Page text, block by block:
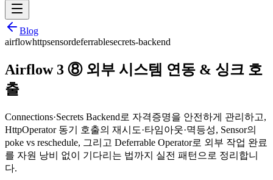
Blog
airflowhttpsensordeferrablesecrets-backend
Airflow 3 ⑧ 외부 시스템 연동 & 싱크 호
출
Connections·Secrets Backend로 자격증명을 안전하게 관리하고,
HttpOperator 동기 호출의 재시도·타임아웃·멱등성, Sensor의
poke vs reschedule, 그리고 Deferrable Operator로 외부 작업 완료
를 자원 낭비 없이 기다리는 법까지 실전 패턴으로 정리합니
다.